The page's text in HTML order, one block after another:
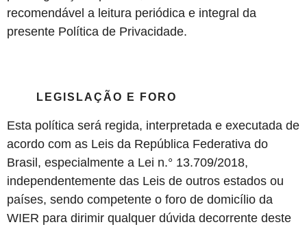
recomendável a leitura periódica e integral da
presente Política de Privacidade.
LEGISLAÇÃO E FORO
Esta política será regida, interpretada e executada de
acordo com as Leis da República Federativa do
Brasil, especialmente a Lei n.° 13.709/2018,
independentemente das Leis de outros estados ou
países, sendo competente o foro de domicílio da
WIER para dirimir qualquer dúvida decorrente deste